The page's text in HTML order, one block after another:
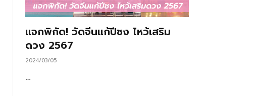
แจกพิกัด! วัดจีนแก้ปีชง ไหว้เสริม
ดวง 2567
2024/03/05
…